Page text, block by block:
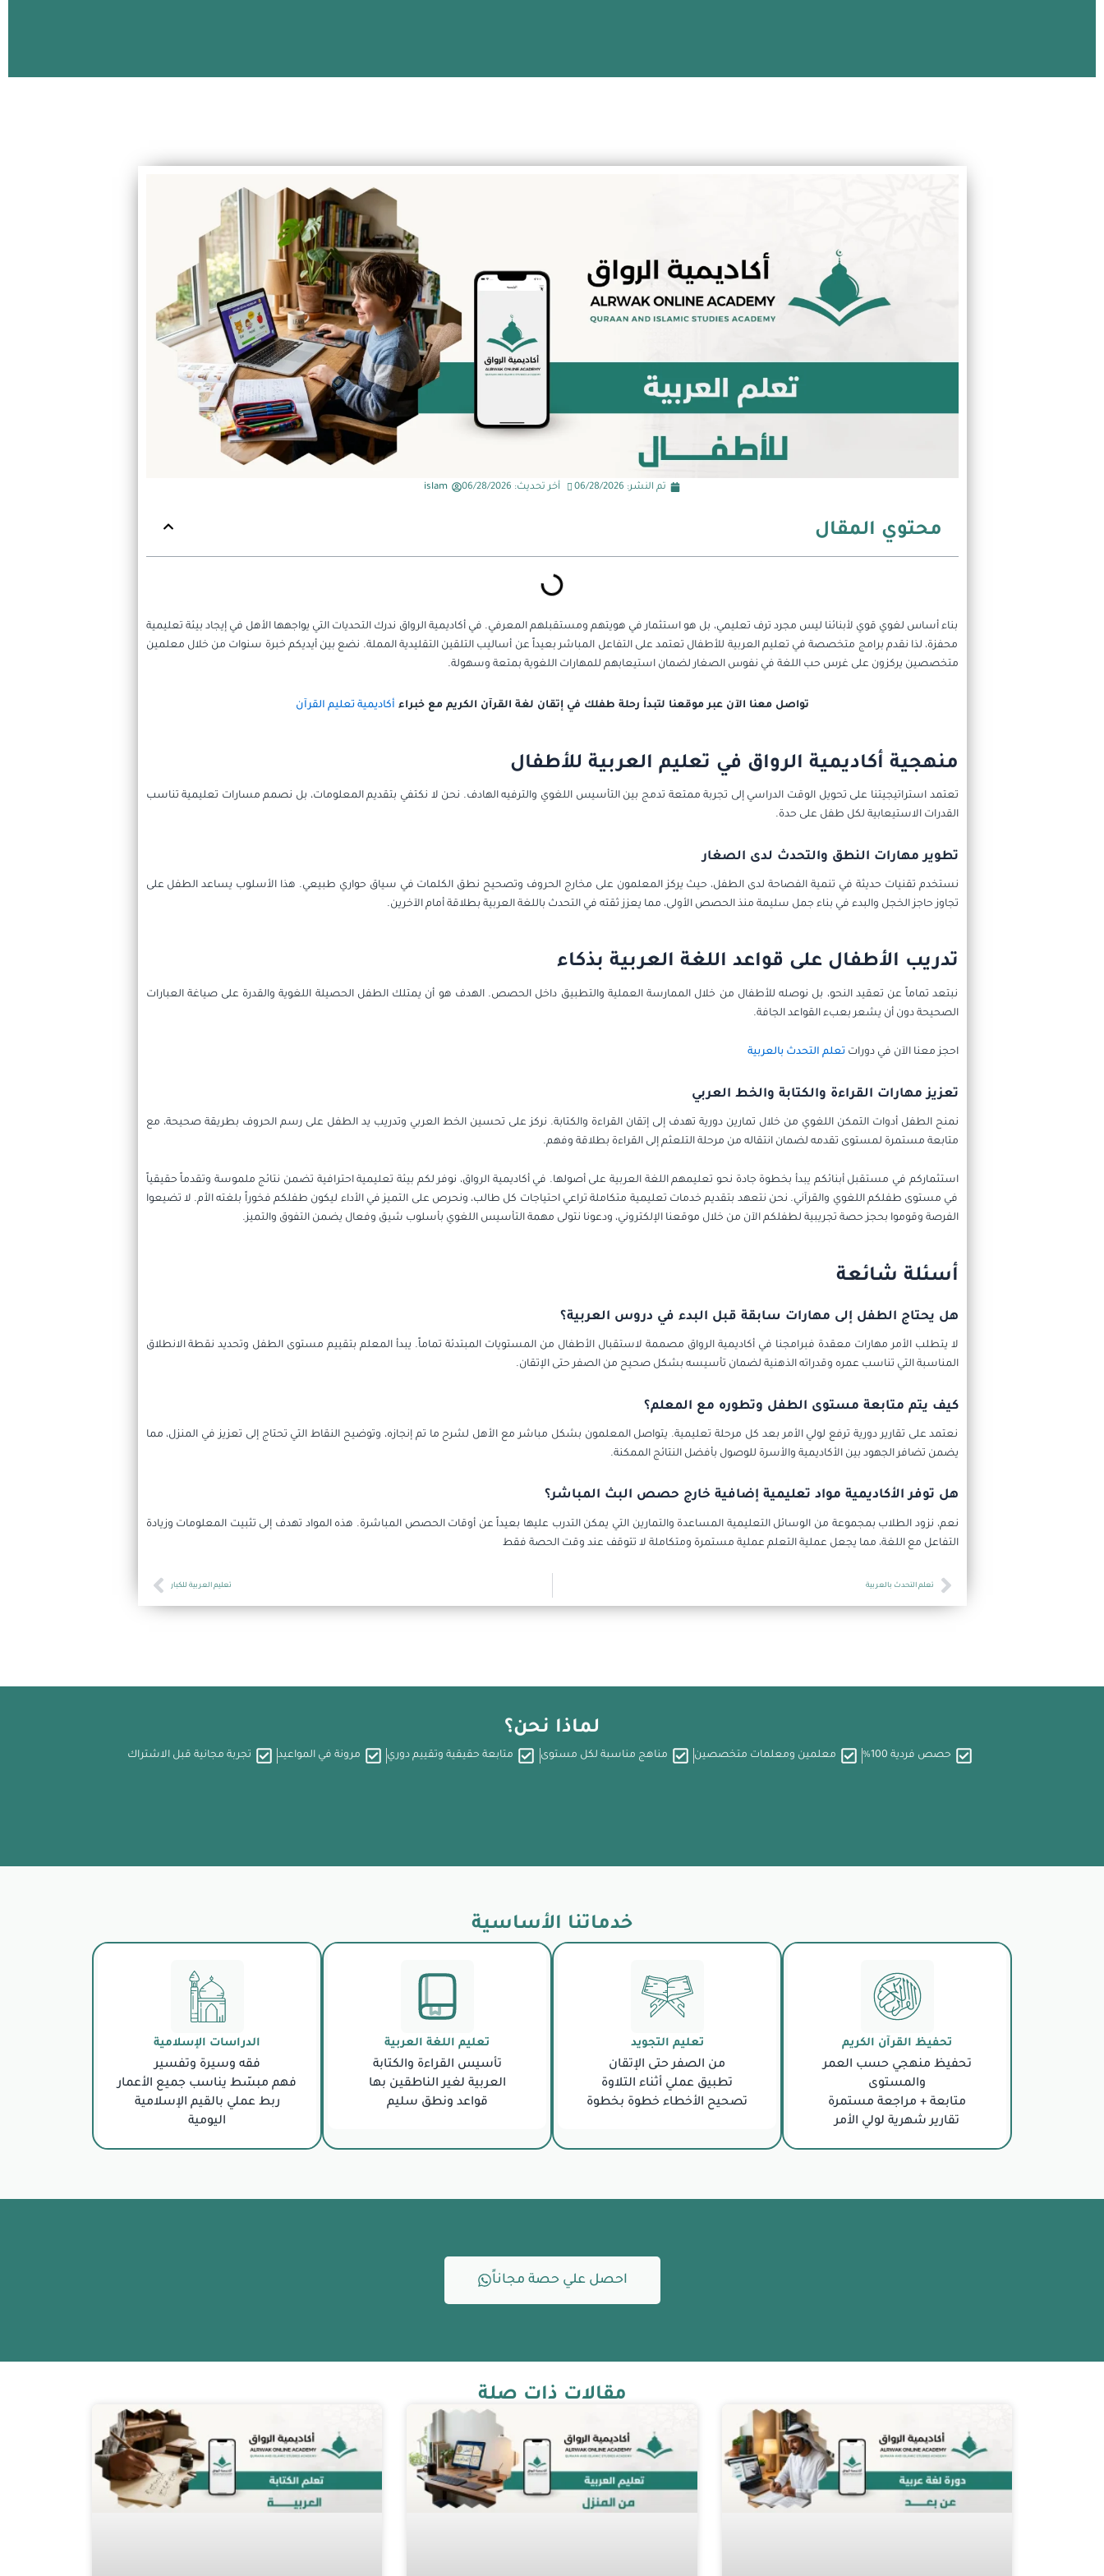
احصل على حصة تجريبية مجانية
تم النشر: 06/28/2026 أخر تحديث: 06/28/2026 islam
محتوي المقال
بناء أساس لغوي قوي لأبنائنا ليس مجرد ترف تعليمي، بل هو استثمار في هويتهم ومستقبلهم المعرفي. في أكاديمية الرواق ندرك التحديات التي يواجهها الأهل في إيجاد بيئة تعليمية
محفزة، لذا نقدم برامج متخصصة في تعليم العربية للأطفال تعتمد على التفاعل المباشر بعيداً عن أساليب التلقين التقليدية المملة. نضع بين أيديكم خبرة سنوات من خلال معلمين
متخصصين يركزون على غرس حب اللغة في نفوس الصغار لضمان استيعابهم للمهارات اللغوية بمتعة وسهولة.
تواصل معنا الآن عبر موقعنا لتبدأ رحلة طفلك في إتقان لغة القرآن الكريم مع خبراء أكاديمية تعليم القرآن
منهجية أكاديمية الرواق في تعليم العربية للأطفال
تعتمد استراتيجيتنا على تحويل الوقت الدراسي إلى تجربة ممتعة تدمج بين التأسيس اللغوي والترفيه الهادف. نحن لا نكتفي بتقديم المعلومات، بل نصمم مسارات تعليمية تناسب
القدرات الاستيعابية لكل طفل على حدة.
تطوير مهارات النطق والتحدث لدى الصغار
نستخدم تقنيات حديثة في تنمية الفصاحة لدى الطفل، حيث يركز المعلمون على مخارج الحروف وتصحيح نطق الكلمات في سياق حواري طبيعي. هذا الأسلوب يساعد الطفل على
تجاوز حاجز الخجل والبدء في بناء جمل سليمة منذ الحصص الأولى، مما يعزز ثقته في التحدث باللغة العربية بطلاقة أمام الآخرين.
تدريب الأطفال على قواعد اللغة العربية بذكاء
نبتعد تماماً عن تعقيد النحو، بل نوصله للأطفال من خلال الممارسة العملية والتطبيق داخل الحصص. الهدف هو أن يمتلك الطفل الحصيلة اللغوية والقدرة على صياغة العبارات
الصحيحة دون أن يشعر بعبء القواعد الجافة.
احجز معنا الآن في دورات تعلم التحدث بالعربية
تعزيز مهارات القراءة والكتابة والخط العربي
نمنح الطفل أدوات التمكن اللغوي من خلال تمارين دورية تهدف إلى إتقان القراءة والكتابة. نركز على تحسين الخط العربي وتدريب يد الطفل على رسم الحروف بطريقة صحيحة، مع
متابعة مستمرة لمستوى تقدمه لضمان انتقاله من مرحلة التلعثم إلى القراءة بطلاقة وفهم.
استثماركم في مستقبل أبنائكم يبدأ بخطوة جادة نحو تعليمهم اللغة العربية على أصولها. في أكاديمية الرواق، نوفر لكم بيئة تعليمية احترافية تضمن نتائج ملموسة وتقدماً حقيقياً
في مستوى طفلكم اللغوي والقرآني. نحن نتعهد بتقديم خدمات تعليمية متكاملة تراعي احتياجات كل طالب، ونحرص على التميز في الأداء ليكون طفلكم فخوراً بلغته الأم. لا تضيعوا
الفرصة وقوموا بحجز حصة تجريبية لطفلكم الآن من خلال موقعنا الإلكتروني، ودعونا نتولى مهمة التأسيس اللغوي بأسلوب شيق وفعال يضمن التفوق والتميز.
أسئلة شائعة
هل يحتاج الطفل إلى مهارات سابقة قبل البدء في دروس العربية؟
لا يتطلب الأمر مهارات معقدة فبرامجنا في أكاديمية الرواق مصممة لاستقبال الأطفال من المستويات المبتدئة تماماً. يبدأ المعلم بتقييم مستوى الطفل وتحديد نقطة الانطلاق
المناسبة التي تناسب عمره وقدراته الذهنية لضمان تأسيسه بشكل صحيح من الصفر حتى الإتقان.
كيف يتم متابعة مستوى الطفل وتطوره مع المعلم؟
نعتمد على تقارير دورية ترفع لولي الأمر بعد كل مرحلة تعليمية. يتواصل المعلمون بشكل مباشر مع الأهل لشرح ما تم إنجازه، وتوضيح النقاط التي تحتاج إلى تعزيز في المنزل، مما
يضمن تضافر الجهود بين الأكاديمية والأسرة للوصول بأفضل النتائج الممكنة.
هل توفر الأكاديمية مواد تعليمية إضافية خارج حصص البث المباشر؟
نعم، نزود الطلاب بمجموعة من الوسائل التعليمية المساعدة والتمارين التي يمكن التدرب عليها بعيداً عن أوقات الحصص المباشرة. هذه المواد تهدف إلى تثبيت المعلومات وزيادة
التفاعل مع اللغة، مما يجعل عملية التعلم عملية مستمرة ومتكاملة لا تتوقف عند وقت الحصة فقط
Prev
تعلم التحدث بالعربية تعليم العربية للكبارNext
لماذا نحن؟
حصص فردية 100% معلمين ومعلمات متخصصين مناهج مناسبة لكل مستوى متابعة حقيقية وتقييم دوري مرونة في المواعيد تجربة مجانية قبل الاشتراك
خدماتنا الأساسية
تحفيظ القرآن الكريم
تحفيظ منهجي حسب العمر
والمستوى
متابعة + مراجعة مستمرة
تقارير شهرية لولي الأمر
تعليم التجويد
من الصفر حتى الإتقان
تطبيق عملي أثناء التلاوة
تصحيح الأخطاء خطوة بخطوة
تعليم اللغة العربية
تأسيس القراءة والكتابة
العربية لغير الناطقين بها
قواعد ونطق سليم
الدراسات الإسلامية
فقه وسيرة وتفسير
فهم مبسّط يناسب جميع الأعمار
ربط عملي بالقيم الإسلامية
اليومية
احصل علي حصة مجاناً
مقالات ذات صلة